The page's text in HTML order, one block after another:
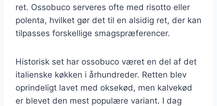
ret. Ossobuco serveres ofte med risotto eller
polenta, hvilket gør det til en alsidig ret, der kan
tilpasses forskellige smagspræferencer.
Historisk set har ossobuco været en del af det
italienske køkken i århundreder. Retten blev
oprindeligt lavet med oksekød, men kalvekød
er blevet den mest populære variant. I dag